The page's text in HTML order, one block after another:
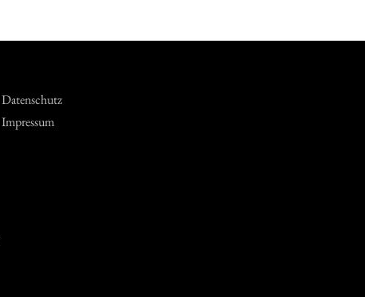
Datenschutz
Impressum